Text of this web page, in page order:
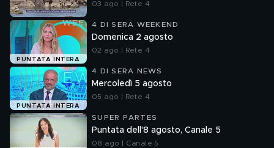
03 ago | Rete 4
PUNTATA INTERA
4 DI SERA WEEKEND
Domenica 2 agosto
02 ago | Rete 4
PUNTATA INTERA
4 DI SERA NEWS
Mercoledì 5 agosto
05 ago | Rete 4
SUPER PARTES
Puntata dell'8 agosto, Canale 5
08 ago | Canale 5